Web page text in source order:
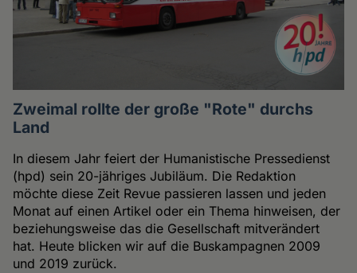
Zweimal rollte der große "Rote" durchs
Land
In diesem Jahr feiert der Humanistische Pressedienst
(hpd) sein 20-jähriges Jubiläum. Die Redaktion
möchte diese Zeit Revue passieren lassen und jeden
Monat auf einen Artikel oder ein Thema hinweisen, der
beziehungsweise das die Gesellschaft mitverändert
hat. Heute blicken wir auf die Buskampagnen 2009
und 2019 zurück.